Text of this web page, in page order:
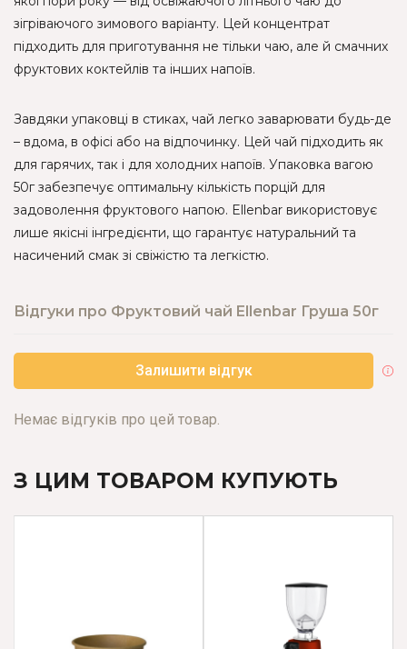
зігріваючого зимового варіанту. Цей концентрат
підходить для приготування не тільки чаю, але й смачних
фруктових коктейлів та інших напоїв.
Завдяки упаковці в стиках, чай легко заварювати будь-де
– вдома, в офісі або на відпочинку. Цей чай підходить як
для гарячих, так і для холодних напоїв. Упаковка вагою
50г забезпечує оптимальну кількість порцій для
задоволення фруктового напою. Ellenbar використовує
лише якісні інгредієнти, що гарантує натуральний та
насичений смак зі свіжістю та легкістю.
Відгуки про Фруктовий чай Ellenbar Груша 50г
Залишити відгук
Немає відгуків про цей товар.
З ЦИМ ТОВАРОМ КУПУЮТЬ